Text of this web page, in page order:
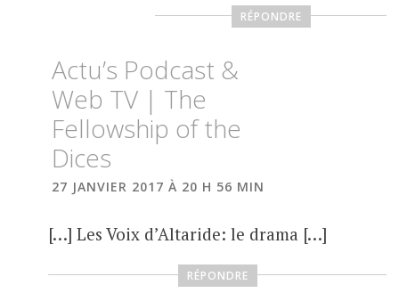
RÉPONDRE
Actu’s Podcast &
Web TV | The
Fellowship of the
Dices
27 JANVIER 2017 À 20 H 56 MIN
[…] Les Voix d’Altaride: le drama […]
RÉPONDRE